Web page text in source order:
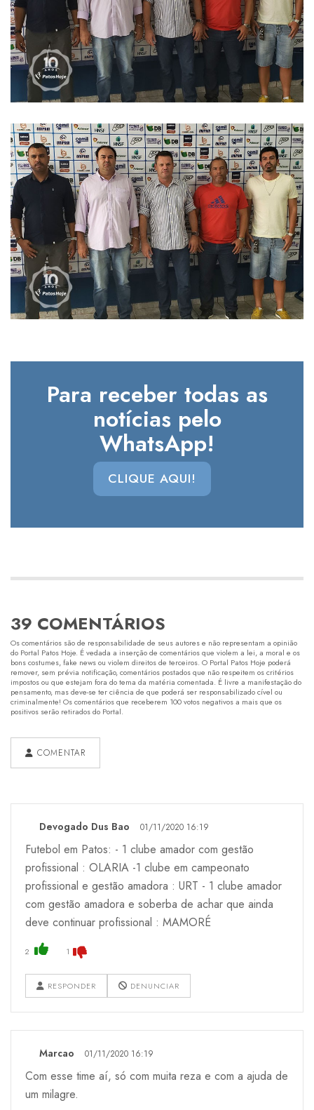
Para receber todas as
notícias pelo
WhatsApp!
CLIQUE AQUI!
39 COMENTÁRIOS
Os comentários são de responsabilidade de seus autores e não representam a opinião
do Portal Patos Hoje. É vedada a inserção de comentários que violem a lei, a moral e os
bons costumes, fake news ou violem direitos de terceiros. O Portal Patos Hoje poderá
remover, sem prévia notificação, comentários postados que não respeitem os critérios
impostos ou que estejam fora do tema da matéria comentada. É livre a manifestação do
pensamento, mas deve-se ter ciência de que poderá ser responsabilizado cível ou
criminalmente! Os comentários que receberem 100 votos negativos a mais que os
positivos serão retirados do Portal.
COMENTAR
Devogado Dus Bao 01/11/2020 16:19
Futebol em Patos: - 1 clube amador com gestão
profissional : OLARIA -1 clube em campeonato
profissional e gestão amadora : URT - 1 clube amador
com gestão amadora e soberba de achar que ainda
deve continuar profissional : MAMORÉ
2 1
RESPONDER DENUNCIAR
Marcao 01/11/2020 16:19
Com esse time aí, só com muita reza e com a ajuda de
um milagre.